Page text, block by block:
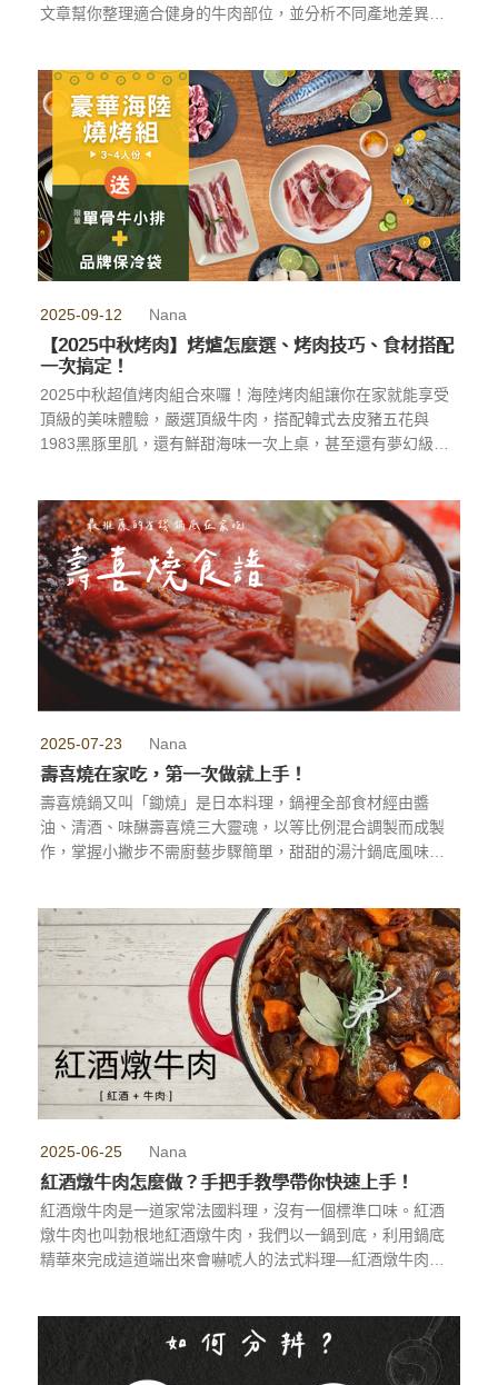
文章幫你整理適合健身的牛肉部位，並分析不同產地差異，
2025-09-12 Nana
【2025中秋烤肉】烤爐怎麼選、烤肉技巧、食材搭配
一次搞定！
2025中秋超值烤肉組合來囉！海陸烤肉組讓你在家就能享受
頂級的美味體驗，嚴選頂級牛肉，搭配韓式去皮豬五花與
1983黑豚里肌，還有鮮甜海味一次上桌，甚至還有夢幻級的
2025-07-23 Nana
壽喜燒在家吃，第一次做就上手！
壽喜燒鍋又叫「鋤燒」是日本料理，鍋裡全部食材經由醬
油、清酒、味醂壽喜燒三大靈魂，以等比例混合調製而成製
作，掌握小撇步不需廚藝步驟簡單，甜甜的湯汁鍋底風味很
2025-06-25 Nana
紅酒燉牛肉怎麼做？手把手教學帶你快速上手！
紅酒燉牛肉是一道家常法國料理，沒有一個標準口味。紅酒
燉牛肉也叫勃根地紅酒燉牛肉，我們以一鍋到底，利用鍋底
精華來完成這道端出來會嚇唬人的法式料理—紅酒燉牛肉